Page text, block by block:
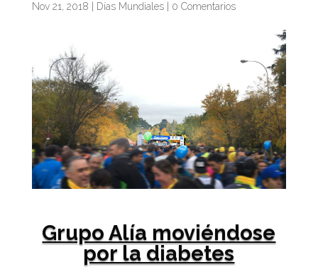
Nov 21, 2018 Días Mundiales| 0 Comentarios
Grupo Alía moviéndose
por la diabetes